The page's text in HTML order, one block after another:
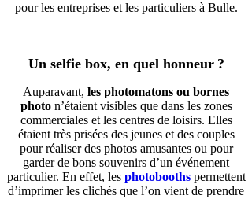
pour les entreprises et les particuliers à Bulle.
Un selfie box, en quel honneur ?
Auparavant, les photomatons ou bornes
photon’étaient visibles que dans les zones
commerciales et les centres de loisirs. Elles
étaient très prisées des jeunes et des couples
pour réaliser des photos amusantes ou pour
garder de bons souvenirs d’un événement
particulier. En effet, les photoboothspermettent
d’imprimer les clichés que l’on vient de prendre